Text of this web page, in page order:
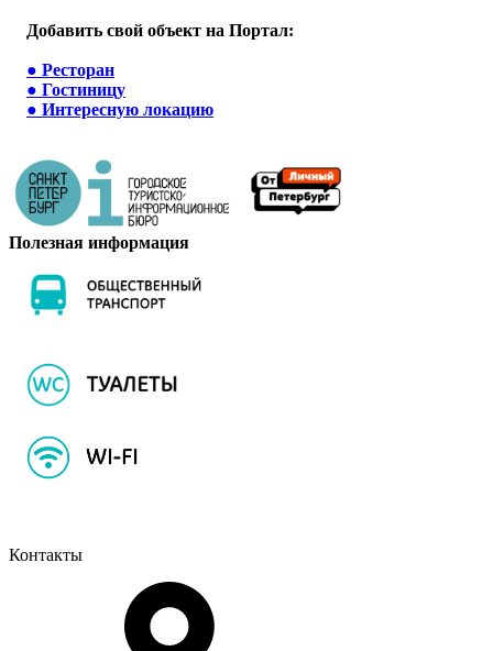
Добавить свой объект на Портал:
● Ресторан
● Гостиницу
● Интересную локацию
Полезная информация
Контакты